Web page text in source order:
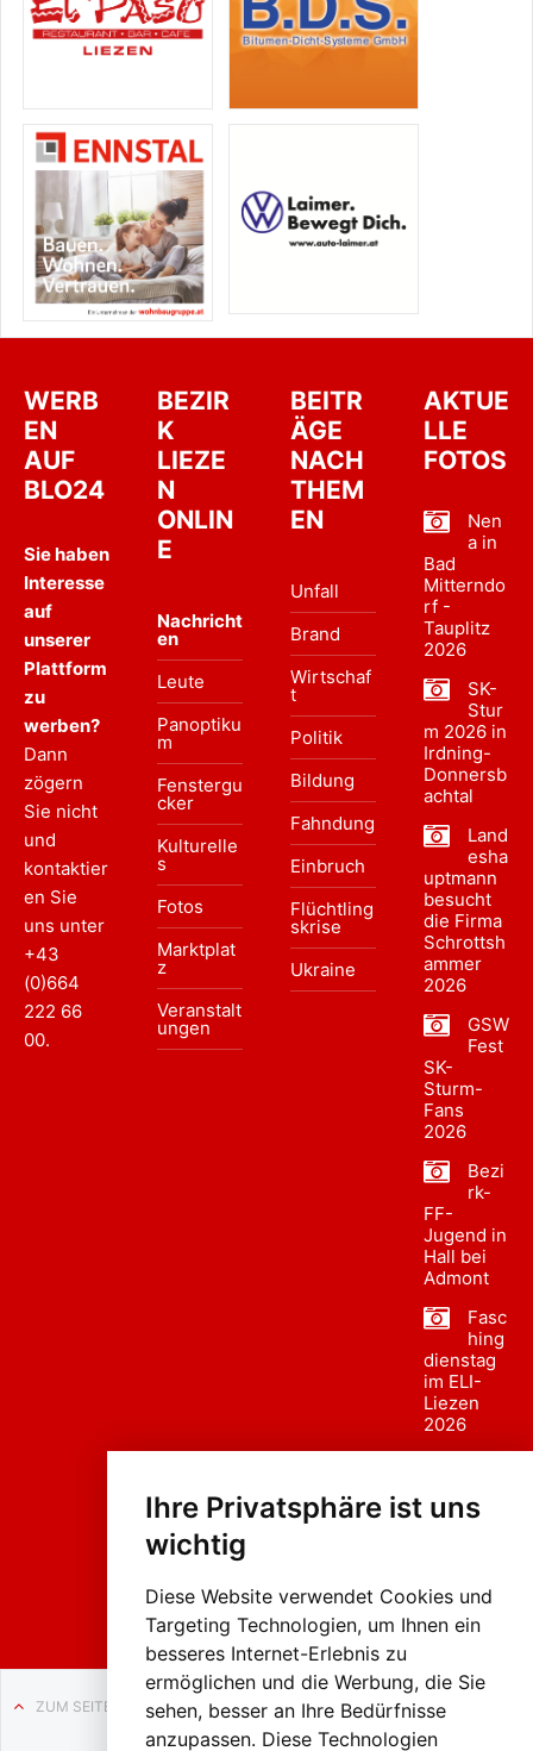
Ihre Privatsphäre ist uns
wichtig
Diese Website verwendet Cookies und
Targeting Technologien, um Ihnen ein
besseres Internet-Erlebnis zu
ermöglichen und die Werbung, die Sie
sehen, besser an Ihre Bedürfnisse
anzupassen. Diese Technologien
WERB
EN
AUF
BLO24
Sie haben
Interesse
auf
unserer
Plattform
zu
werben?
Dann
zögern
Sie nicht
und
kontaktier
en Sie
uns unter
+43
(0)664
222 66
00.
BEZIR
K
LIEZE
N
ONLIN
E
Nachricht
en
Leute
Panoptiku
m
Fenstergu
cker
Kulturelle
s
Fotos
Marktplat
z
Veranstalt
ungen
BEITR
ÄGE
NACH
THEM
EN
Unfall
Brand
Wirtschaf
t
Politik
Bildung
Fahndung
Einbruch
Flüchtling
skrise
Ukraine
AKTUE
LLE
FOTOS
Nen
a in
Bad
Mitterndo
rf -
Tauplitz
2026
SK-
Stur
m 2026 in
Irdning-
Donnersb
achtal
Land
esha
uptmann
besucht
die Firma
Schrottsh
ammer
2026
GSW
Fest
SK-
Sturm-
Fans
2026
Bezi
rk-
FF-
Jugend in
Hall bei
Admont
Fasc
hing
dienstag
im ELI-
Liezen
2026
sumzug
Liezen
ZUM SEITENANFANG